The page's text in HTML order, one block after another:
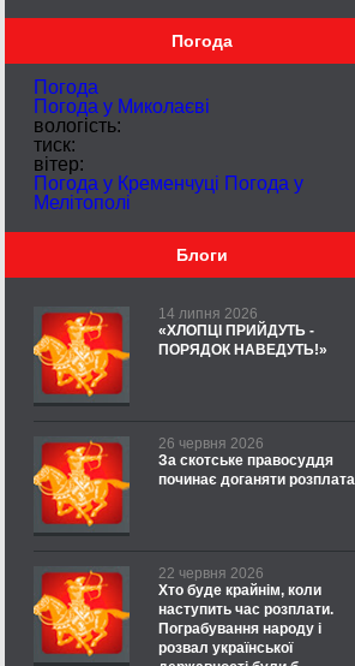
Погода
Погода
Погода у Миколаєві
вологість:
тиск:
вітер:
Погода у Кременчуці Погода у
Мелітополі
Блоги
14 липня 2026
«ХЛОПЦІ ПРИЙДУТЬ -
ПОРЯДОК НАВЕДУТЬ!»
26 червня 2026
За скотське правосуддя
починає доганяти розплата
22 червня 2026
Хто буде крайнім, коли
наступить час розплати.
Пограбування народу і
розвал української